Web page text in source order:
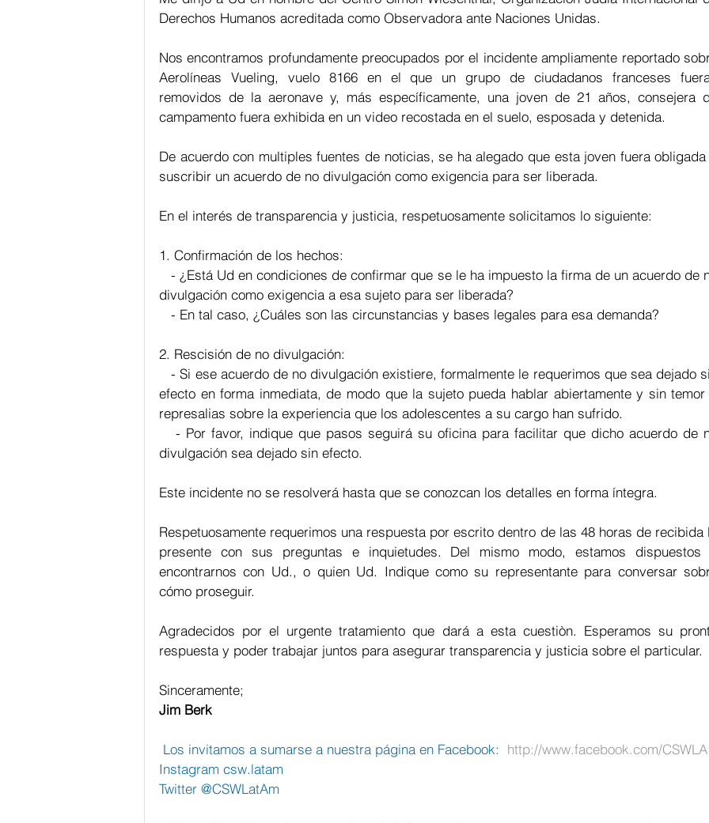
Derechos Humanos acreditada como Observadora ante Naciones Unidas.
Nos encontramos profundamente preocupados por el incidente ampliamente reportado
Aerolíneas Vueling, vuelo 8166 en el que un grupo de ciudadanos franceses
removidos de la aeronave y, más específicamente, una joven de 21 años, consejera
campamento fuera exhibida en un video recostada en el suelo, esposada y detenida.
De acuerdo con multiples fuentes de noticias, se ha alegado que esta joven fuera
suscribir un acuerdo de no divulgación como exigencia para ser liberada.
En el interés de transparencia y justicia, respetuosamente solicitamos lo siguiente:
1. Confirmación de los hechos:
- ¿Está Ud en condiciones de confirmar que se le ha impuesto la firma de un acuerdo de
divulgación como exigencia a esa sujeto para ser liberada?
- En tal caso, ¿Cuáles son las circunstancias y bases legales para esa demanda?
2. Rescisión de no divulgación:
- Si ese acuerdo de no divulgación existiere, formalmente le requerimos que sea dejado
efecto en forma inmediata, de modo que la sujeto pueda hablar abiertamente y sin temor
represalias sobre la experiencia que los adolescentes a su cargo han sufrido.
- Por favor, indique que pasos seguirá su oficina para facilitar que dicho acuerdo de
divulgación sea dejado sin efecto.
Este incidente no se resolverá hasta que se conozcan los detalles en forma íntegra.
Respetuosamente requerimos una respuesta por escrito dentro de las 48 horas de recibida
presente con sus preguntas e inquietudes. Del mismo modo, estamos dispuestos
encontrarnos con Ud., o quien Ud. Indique como su representante para conversar
cómo proseguir.
Agradecidos por el urgente tratamiento que dará a esta cuestiòn. Esperamos su
respuesta y poder trabajar juntos para asegurar transparencia y justicia sobre el particular.
Sinceramente;
Jim Berk
Los invitamos a sumarse a nuestra página en Facebook: http://www.facebook.com/CSWLA
Instagram csw.latam
Twitter @CSWLatAm